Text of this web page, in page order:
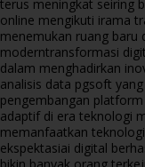
terus meningkat seiring
online mengikuti irama
menemukan ruang baru
moderntransformasi
dalam menghadirkan
analisis data pgsoft
pengembangan
adaptif di era teknologi
memanfaatkan
ekspektasiai digital